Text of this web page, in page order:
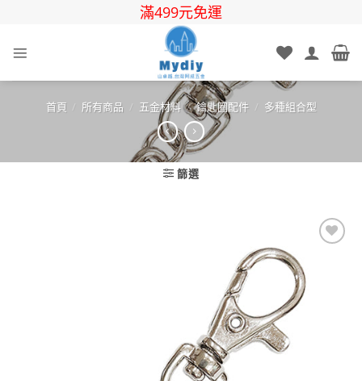
滿499元免運
首頁 / 所有商品 / 五金材料 / 鑰匙圈配件 / 多種組合型
篩選